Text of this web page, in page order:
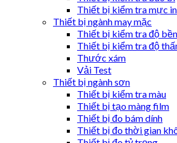
Thiết bị kiểm tra mực in
Thiết bị ngành may mặc
Thiết bị kiểm tra độ
Thiết bị kiểm tra độ
Thước xám
Vải Test
Thiết bị ngành sơn
Thiết bị kiểm tra màu
Thiết bị tạo màng film
Thiết bị đo bám dính
Thiết bị đo thời gian